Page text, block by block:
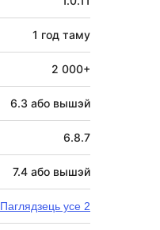
1 год таму
2 000+
6.3 або вышэй
6.8.7
7.4 або вышэй
Паглядзець усе 2